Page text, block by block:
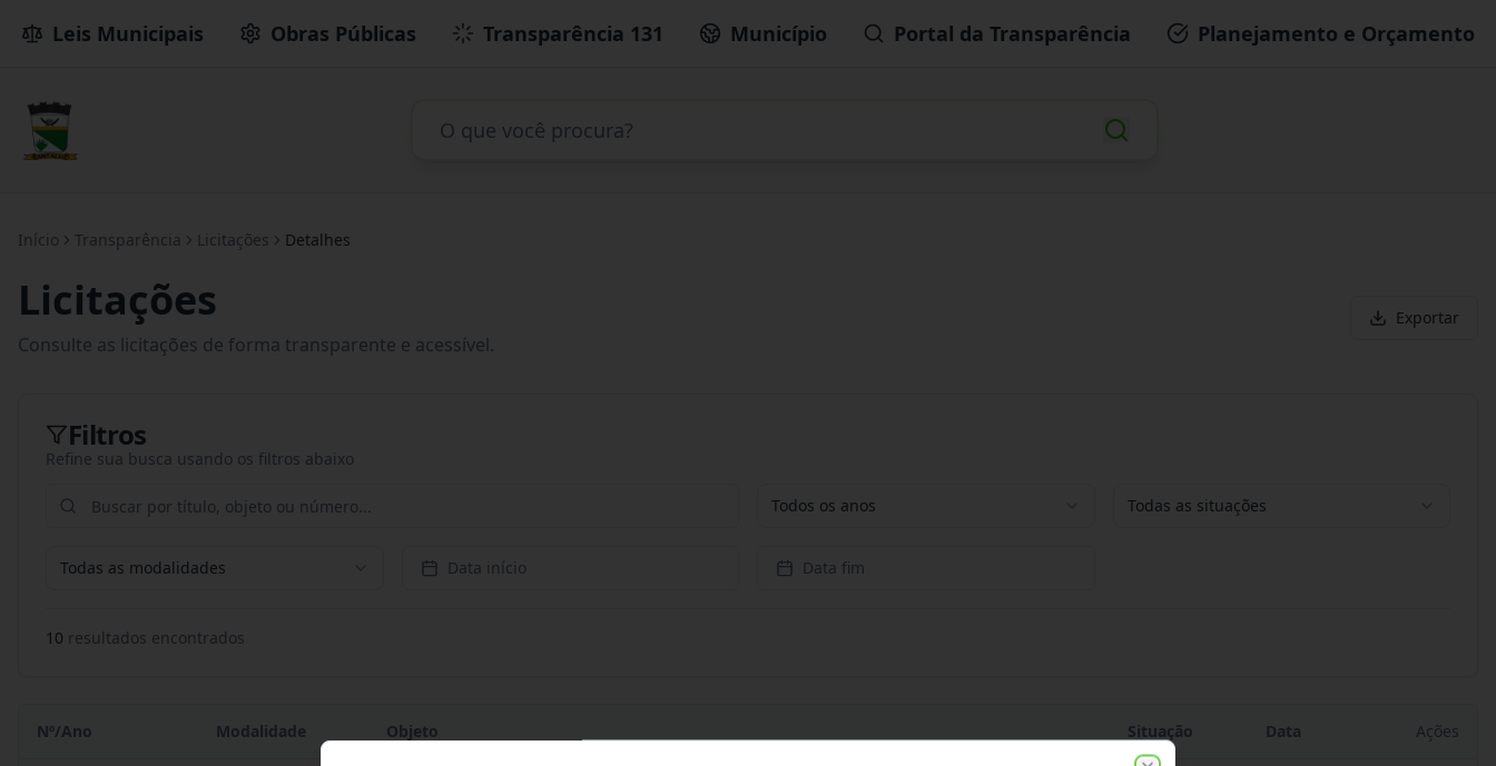
Leis Municipais Obras Públicas Transparência 131 Município Portal da Transparência Planejamento e Orçamento
Início Transparência Licitações Detalhes
Licitações
Consulte as licitações de forma transparente e acessível.
Exportar
Filtros
Refine sua busca usando os filtros abaixo
Todos os anos Todas as situações
Todas as modalidades Data início Data fim
10 resultados encontrados
Nº/Ano Modalidade Objeto Situação Data Ações